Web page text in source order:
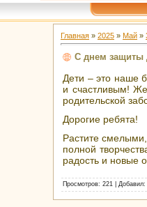
Главная » 2025 » Май »
С днем защиты
Дети – это наше
и счастливым!
родительской
Дорогие ребята!
Растите
полной
радость и новые
Просмотров: 221 | Добавил: